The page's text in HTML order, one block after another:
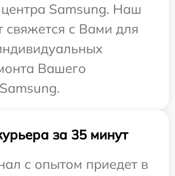
центра Samsung. Наш
свяжется с Вами для
Вашего
за 35 минут
с опытом приедет в